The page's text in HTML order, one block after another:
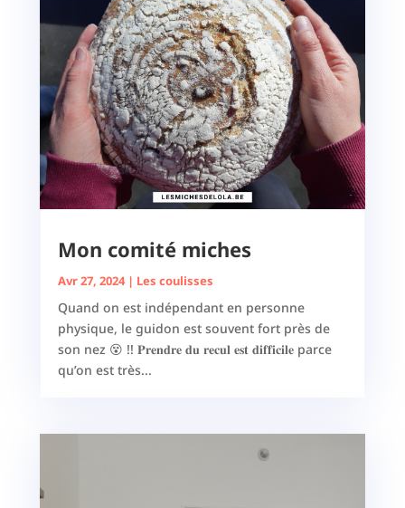
Mon comité miches
Avr 27, 2024| Les coulisses
Quand on est indépendant en personne
physique, le guidon est souvent fort près de
son nez 😵 !! 𝐏𝐫𝐞𝐧𝐝𝐫𝐞 𝐝𝐮 𝐫𝐞𝐜𝐮𝐥 𝐞𝐬𝐭 𝐝𝐢𝐟𝐟𝐢𝐜𝐢𝐥𝐞 parce
qu’on est très...